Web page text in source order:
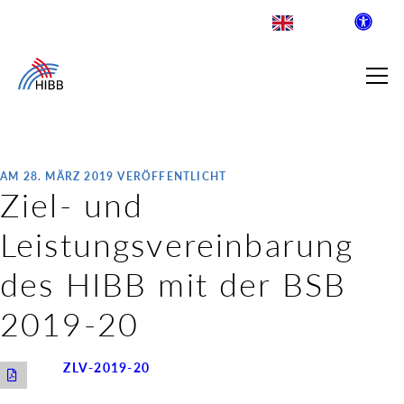
INSTITUT FÜR BERUFLICHE
& ABSCHLÜSSE
AM 28. MÄRZ 2019 VERÖFFENTLICHT
Ziel- und
Leistungsvereinbarung
des HIBB mit der BSB
2019-20
ZLV-2019-20